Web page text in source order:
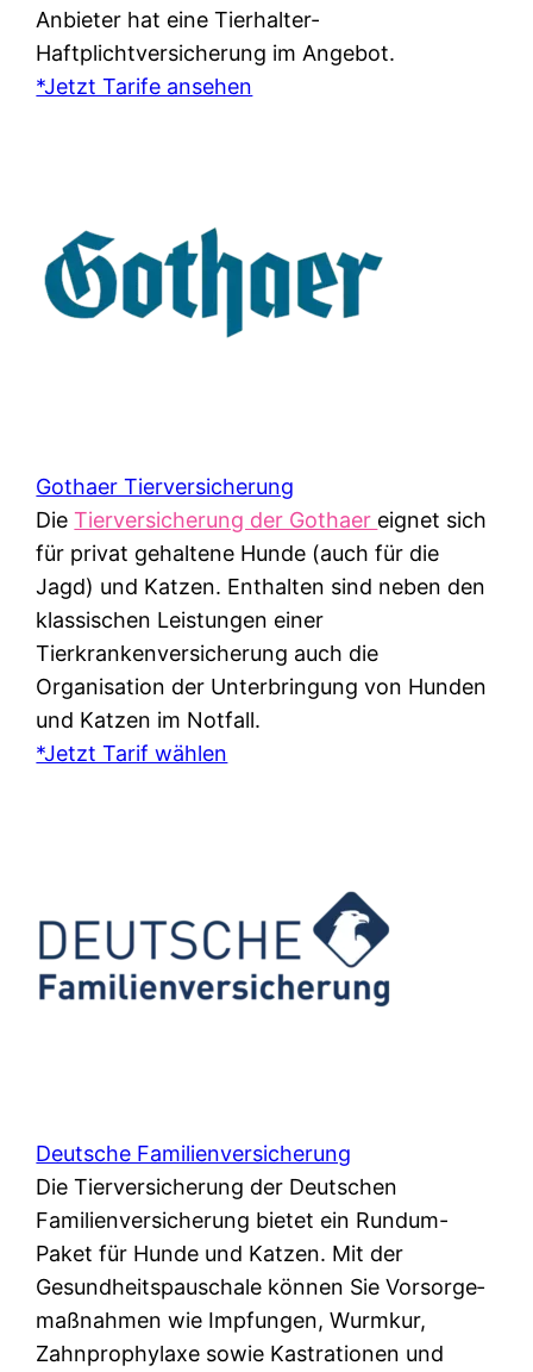
Anbieter hat eine Tierhalter-
Haftplichtversicherung im Angebot.
*Jetzt Tarife ansehen
Gothaer Tierversicherung
DieTierversicherung der Gothaer eignet sich
für privat gehaltene Hunde (auch für die
Jagd) und Katzen. Enthalten sind neben den
klassischen Leistungen einer
Tierkrankenversicherung auch die
Organisation der Unterbringung von Hunden
und Katzen im Notfall.
*Jetzt Tarif wählen
Deutsche Familienversicherung
Die Tierversicherung der Deutschen
Familienversicherung bietet ein Rundum-
Paket für Hunde und Katzen. Mit der
Gesundheitspauschale können Sie Vorsorge­
maßnahmen wie Impfun­gen, Wurmkur,
Zahnprophylaxe sowie Kas­tra­tionen und